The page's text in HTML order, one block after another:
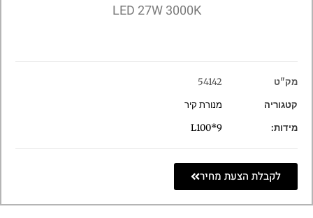
LED 27W 3000K
מק"ט
54142
קטגוריה
מנורת קיר
מידות:
L100*9
לקבלת הצעת מחיר